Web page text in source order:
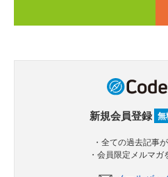
新規会員登録 無
・全ての過去記事
・会員限定メルマ